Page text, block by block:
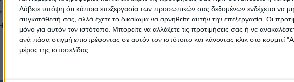
Λάβετε υπόψη ότι κάποια επεξεργασία των προσωπικών σας δεδομένων ενδέχεται να
συγκατάθεσή σας, αλλά έχετε το δικαίωμα να αρνηθείτε αυτήν την επεξεργασία. Οι
μόνο για αυτόν τον ιστότοπο. Μπορείτε να αλλάξετε τις προτιμήσεις σας ή να
ανά πάσα στιγμή επιστρέφοντας σε αυτόν τον ιστότοπο και κάνοντας κλικ στο κουμπί
μέρος της ιστοσελίδας.
https://neosagon.gr
Η Αρχαιότερη Καθημερινή Πρωινή Εφημερίδα της Καρδίτσας